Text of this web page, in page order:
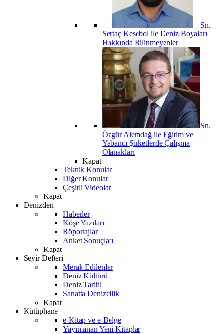
Sn.
Sertaç Kesebol ile Deniz Boyaları
Hakkında Bilinmeyenler
Sn.
Özgür Alemdağ ile Eğitim ve
Yabancı Şirketlerde Çalışma
Olanakları
Kapat
Teknik Konular
Diğer Konular
Çeşitli Videolar
Kapat
Denizden
Haberler
Köşe Yazıları
Röportajlar
Anket Sonuçları
Kapat
Seyir Defteri
Merak Edilenler
Deniz Kültürü
Deniz Tarihi
Sanatta Denizcilik
Kapat
Kütüphane
e-Kitap ve e-Belge
Yayınlanan Yeni Kitaplar